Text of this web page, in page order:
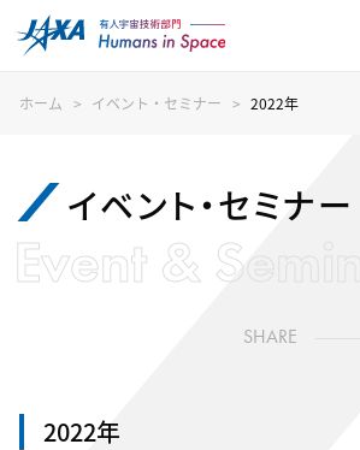
ホーム イベント・セミナー 2022年
イベント・セミナー
Event &
SHARE
2022年